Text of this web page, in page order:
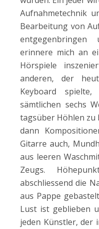
Aufnahmetechnik
Bearbeitung von
erinnere mich an
Hörspiele
anderen, der
Keyboard
sämtlichen sechs
tagsüber Höhlen zu
dann
Gitarre auch,
aus leeren
Zeugs.
abschliessend die
aus Pappe
Lust ist geblieben
jeden Künstler, der